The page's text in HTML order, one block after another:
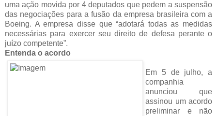
uma ação movida por 4 deputados que pedem a suspensão
das negociações para a fusão da empresa brasileira com a
Boeing. A empresa disse que “adotará todas as medidas
necessárias para exercer seu direito de defesa perante o
juízo competente”.
Entenda o acordo
Em 5 de julho, a
companhia
anunciou que
assinou um acordo
preliminar e não